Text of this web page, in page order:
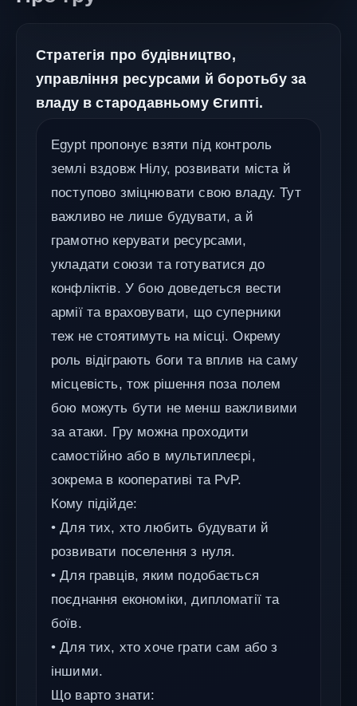
Стратегія про будівництво,
управління ресурсами й боротьбу за
владу в стародавньому Єгипті.
Egypt пропонує взяти під контроль
землі вздовж Нілу, розвивати міста й
поступово зміцнювати свою владу. Тут
важливо не лише будувати, а й
грамотно керувати ресурсами,
укладати союзи та готуватися до
конфліктів. У бою доведеться вести
армії та враховувати, що суперники
теж не стоятимуть на місці. Окрему
роль відіграють боги та вплив на саму
місцевість, тож рішення поза полем
бою можуть бути не менш важливими
за атаки. Гру можна проходити
самостійно або в мультиплеєрі,
зокрема в кооперативі та PvP.
Кому підійде:
• Для тих, хто любить будувати й
розвивати поселення з нуля.
• Для гравців, яким подобається
поєднання економіки, дипломатії та
боїв.
• Для тих, хто хоче грати сам або з
іншими.
Що варто знати: